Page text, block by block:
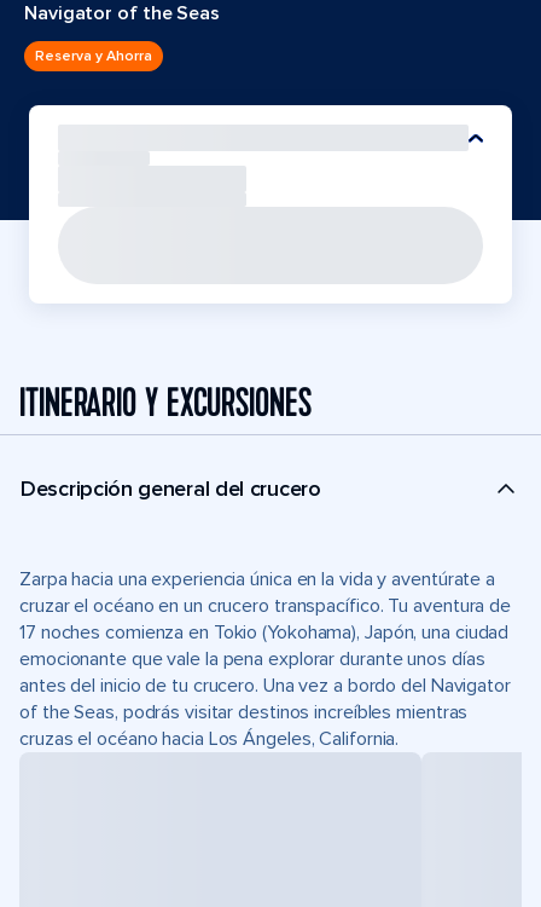
Navigator of the Seas
Reserva y Ahorra
ITINERARIO Y EXCURSIONES
Descripción general del crucero
Zarpa hacia una experiencia única en la vida y aventúrate a
cruzar el océano en un crucero transpacífico. Tu aventura de
17 noches comienza en Tokio (Yokohama), Japón, una ciudad
emocionante que vale la pena explorar durante unos días
antes del inicio de tu crucero. Una vez a bordo del Navigator
of the Seas, podrás visitar destinos increíbles mientras
cruzas el océano hacia Los Ángeles, California.